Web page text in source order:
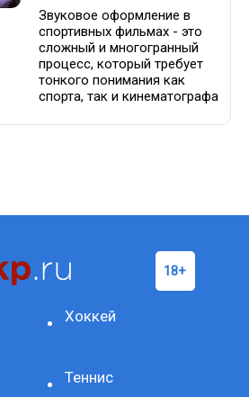
Звуковое оформление в
спортивных фильмах - это
сложный и многогранный
процесс, который требует
тонкого понимания как
спорта, так и кинематографа
Хоккей
Теннис